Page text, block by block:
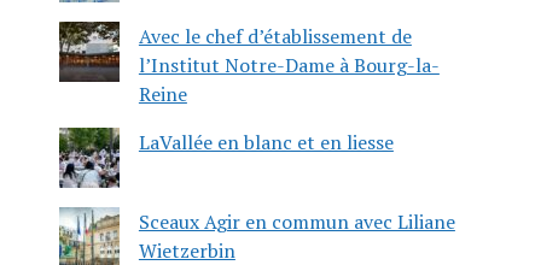
Avec le chef d’établissement de
l’Institut Notre-Dame à Bourg-la-
Reine
LaVallée en blanc et en liesse
Sceaux Agir en commun avec Liliane
Wietzerbin